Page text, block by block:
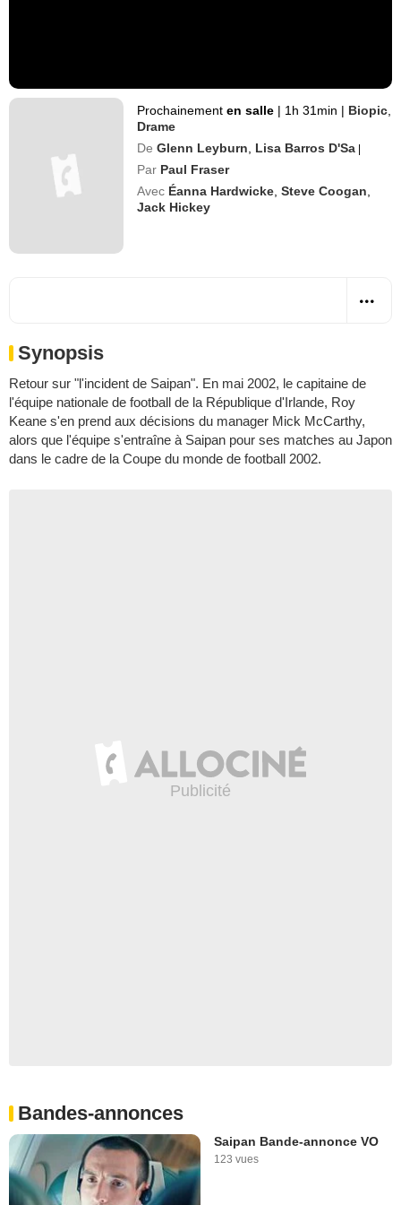
Prochainementen salle | 1h 31min | Biopic
Drame
De Glenn Leyburn Lisa Barros D'Sa |
Par Paul Fraser
Avec Éanna Hardwicke ,Steve Coogan
Jack Hickey
Synopsis
Retour sur "l'incident de Saipan". En mai 2002, le capitaine de
l'équipe nationale de football de la République d'Irlande, Roy
Keane s'en prend aux décisions du manager Mick McCarthy,
alors que l'équipe s'entraîne à Saipan pour ses matches au Japon
dans le cadre de la Coupe du monde de football 2002.
Bandes-annonces
Saipan Bande-annonce VO
123 vues